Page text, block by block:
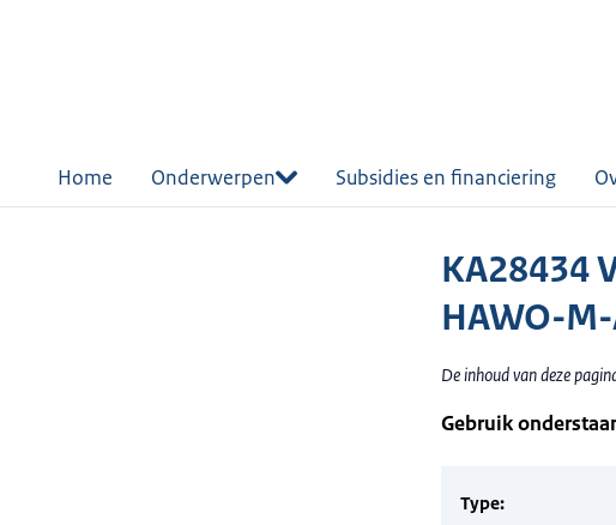
Home Onderwerpen Subsidies en financiering
KA28434
HAWO-
De inhoud van deze
Gebruik
Type: